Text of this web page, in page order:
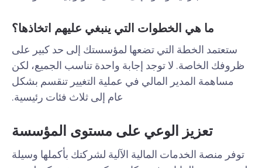
ما هي الخطوات التي ينبغي عليهم اتخاذها؟
ستعتمد الخطة التي تضعها لمؤسستك إلى حد كبير على
ظروفك الخاصة. لا توجد إجابة واحدة تناسب الجميع، لكن
مساهمة المدير المالي في عملية التغيير تنقسم بشكل
عام إلى ثلاث فئات رئيسية.
تعزيز الوعي على مستوى المؤسسة
توفر منصة الخدمات المالية الآلية لشركتك بأكملها وسيلة